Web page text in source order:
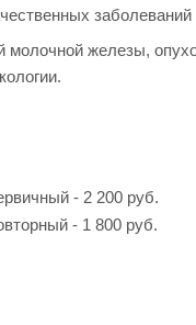
молочной железы,
- 2 200 руб.
- 1 800 руб.